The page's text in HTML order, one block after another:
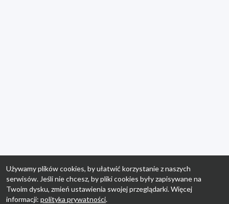
Używamy plików cookies, by ułatwić korzystanie z naszych
serwisów. Jeśli nie chcesz, by pliki cookies były zapisywane na
Twoim dysku, zmień ustawienia swojej przeglądarki. Więcej
informacji: polityka prywatności.